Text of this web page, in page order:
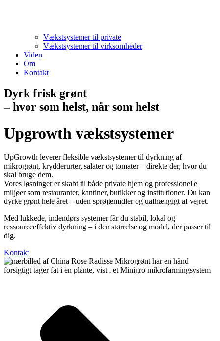
Vækstsystemer til private
Vækstsystemer til virksomheder
Viden
Om
Kontakt
Dyrk frisk grønt
– hvor som helst, når som helst
Upgrowth vækstsystemer
UpGrowth leverer fleksible vækstsystemer til dyrkning af
mikrogrønt, krydderurter, salater og tomater – direkte der, hvor du
skal bruge dem.
Vores løsninger er skabt til både private hjem og professionelle
miljøer som restauranter, kantiner, butikker og institutioner. Du kan
dyrke grønt hele året – uden sprøjtemidler og uafhængigt af vejret.
Med lukkede, indendørs systemer får du stabil, lokal og
ressourceeffektiv dyrkning – i den størrelse og model, der passer til
dig.
Kontakt